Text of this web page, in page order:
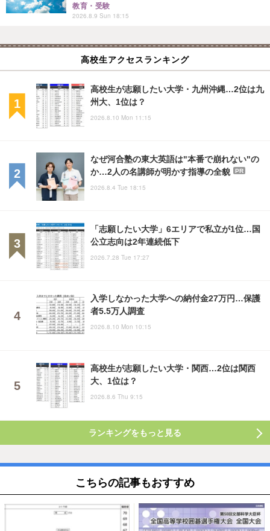
教育・受験
2026.8.9 Sun 18:15
高校生アクセスランキング
高校生が志願したい大学・九州沖縄…2位は九
州大、1位は？
2026.8.10 Mon 11:15
なぜ河合塾の東大英語は"本番で崩れない"の
か…2人の名講師が明かす指導の全貌
PR
2026.8.4 Tue 18:15
「志願したい大学」6エリアで私立が1位…国
公立志向は2年連続低下
2026.7.28 Tue 17:27
入学しなかった大学への納付金27万円…保護
者5.5万人調査
2026.8.10 Mon 10:15
高校生が志願したい大学・関西…2位は関西
大、1位は？
2026.8.6 Thu 9:15
ランキングをもっと見る
こちらの記事もおすすめ